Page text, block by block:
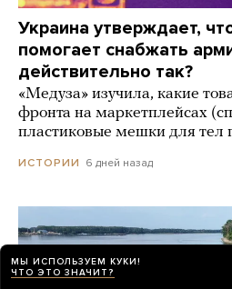
Украина утверждает,
помогает снабжать
действительно так?
«Медуза» изучила, какие
фронта на маркетплейсах
пластиковые мешки для тел
ИСТОРИИ 6 дней назад
МЫ ИСПОЛЬЗУЕМ КУКИ!
ЧТО ЭТО ЗНАЧИТ?